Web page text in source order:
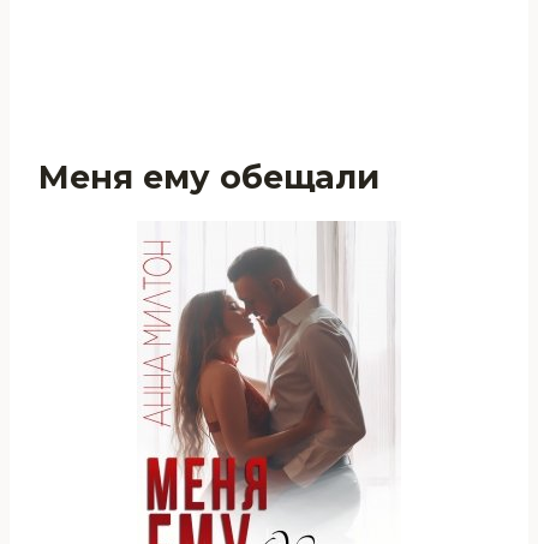
Меня ему обещали